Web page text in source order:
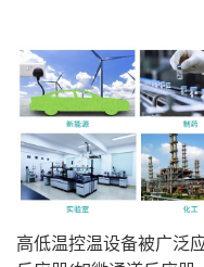
高低温控温设备被广泛